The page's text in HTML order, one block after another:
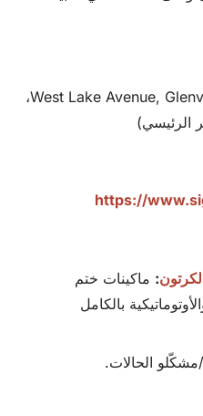
3650 West Lake Avenue, Glenview, IL 60026،
الرئيسي)
https://
: ماكينات ختم
بالكامل
مشكّلو الحالات.